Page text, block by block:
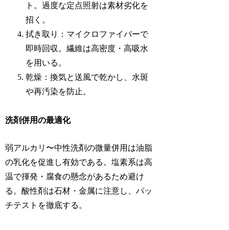
ト。過度な定点照射は素材劣化を
招く。
拭き取り：マイクロファイバーで
即時回収。繊維は高密度・高吸水
を用いる。
乾燥：換気と送風で乾かし、水斑
や再汚染を防止。
洗剤併用の最適化
弱アルカリ〜中性洗剤の微量併用は油脂
の乳化を促進し有効である。塩素系は高
温で揮発・腐食の懸念があるため避け
る。酸性剤は石材・金属に注意し、パッ
チテストを徹底する。